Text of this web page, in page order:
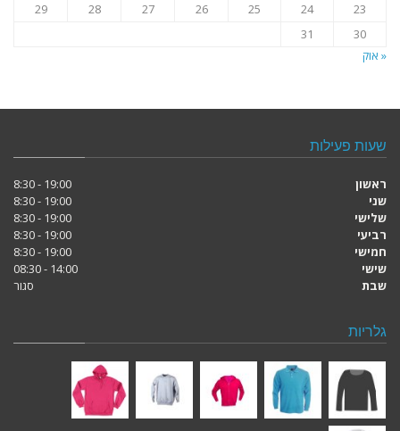
23
24
25
26
27
28
29
30
31
« אוק
שעות פעילות
ראשון
19:00 - 8:30
שני
19:00 - 8:30
שלישי
19:00 - 8:30
רביעי
19:00 - 8:30
חמישי
19:00 - 8:30
שישי
14:00 - 08:30
שבת
סגור
גלריות